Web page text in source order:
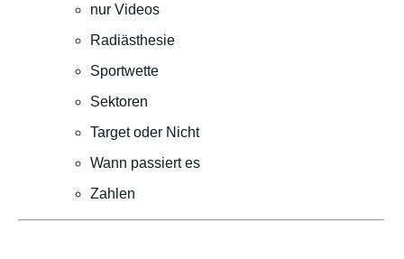
nur Videos
Radiästhesie
Sportwette
Sektoren
Target oder Nicht
Wann passiert es
Zahlen